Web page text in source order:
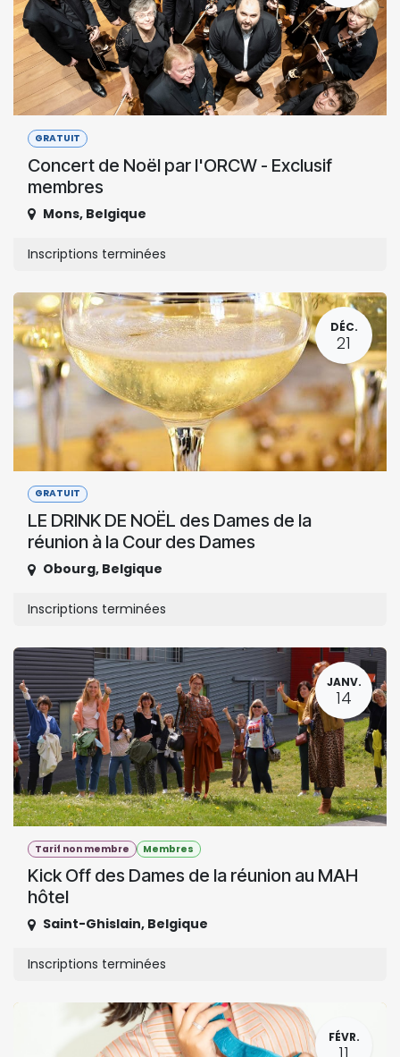
GRATUIT
Concert de Noël par l'ORCW - Exclusif
membres
Mons, Belgique
Inscriptions terminées
DÉC.
21
GRATUIT
LE DRINK DE NOËL des Dames de la
réunion à la Cour des Dames
Obourg, Belgique
Inscriptions terminées
JANV.
14
Tarif non membre Membres
Kick Off des Dames de la réunion au MAH
hôtel
Saint-Ghislain, Belgique
Inscriptions terminées
FÉVR.